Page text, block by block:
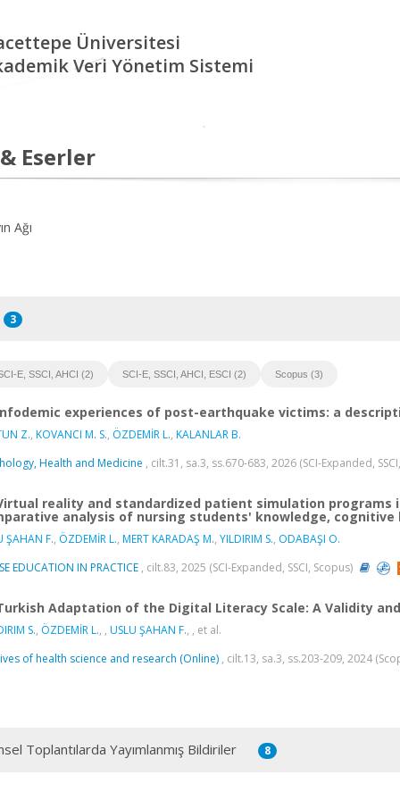
Üniversitesi
Veri Yönetim Sistemi
Eserler
Ağı
3
E, SSCI, AHCI (2) SCI-E, SSCI, AHCI, ESCI (2) Scopus (3)
experiences of post-earthquake victims: a
Z., KOVANCI M. S., ÖZDEMİR L., KALANLAR B.
Health and Medicine , cilt.31, sa.3, ss.670-683, 2026 (SCI-Expanded,
reality and standardized patient simulation programs
analysis of nursing students' knowledge,
ŞAHAN F., ÖZDEMİR L., MERT KARADAŞ M., YILDIRIM S., ODABAŞI O.
EDUCATION IN PRACTICE , cilt.83, 2025 (SCI-Expanded, SSCI, Scopus)
Adaptation of the Digital Literacy Scale: A Validity
S., ÖZDEMİR L., , USLU ŞAHAN F., , et al.
of health science and research (Online) , cilt.13, sa.3, ss.203-209, 2024
Toplantılarda Yayımlanmış Bildiriler 8